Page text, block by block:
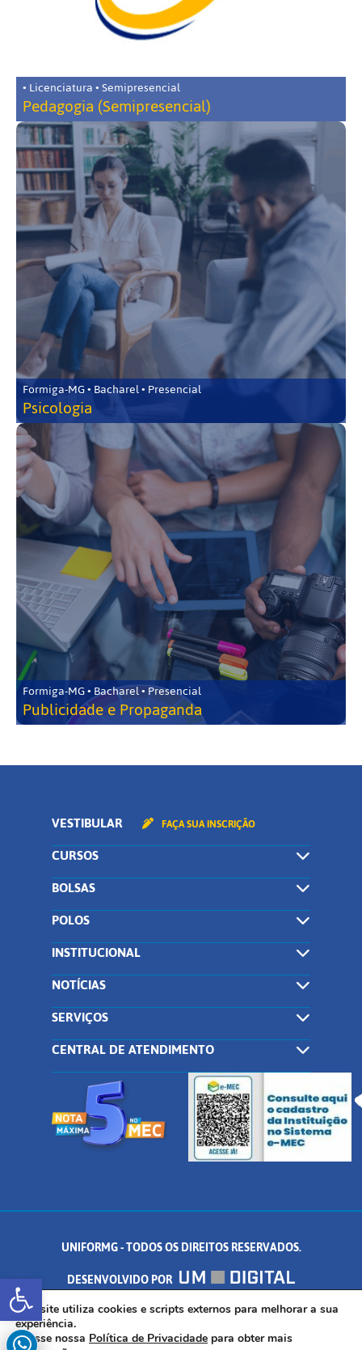
Abrir a barra de ferramentas
• Licenciatura • Semipresencial
Pedagogia (Semipresencial)
Formiga-MG • Bacharel • Presencial
Psicologia
Formiga-MG • Bacharel • Presencial
Publicidade e Propaganda
VESTIBULAR FAÇA SUA INSCRIÇÃO
CURSOS
BOLSAS
POLOS
INSTITUCIONAL
NOTÍCIAS
SERVIÇOS
CENTRAL DE ATENDIMENTO
UNIFORMG - TODOS OS DIREITOS RESERVADOS.
DESENVOLVIDO POR
AV. DR. ARNALDO DE SENNA, 328 - PALMEIRAS, FORMIGA/MG - CEP:
35.574.530
Este site utiliza cookies e scripts externos para melhorar a sua
experiência.
Acesse nossa Política de Privacidade para obter mais